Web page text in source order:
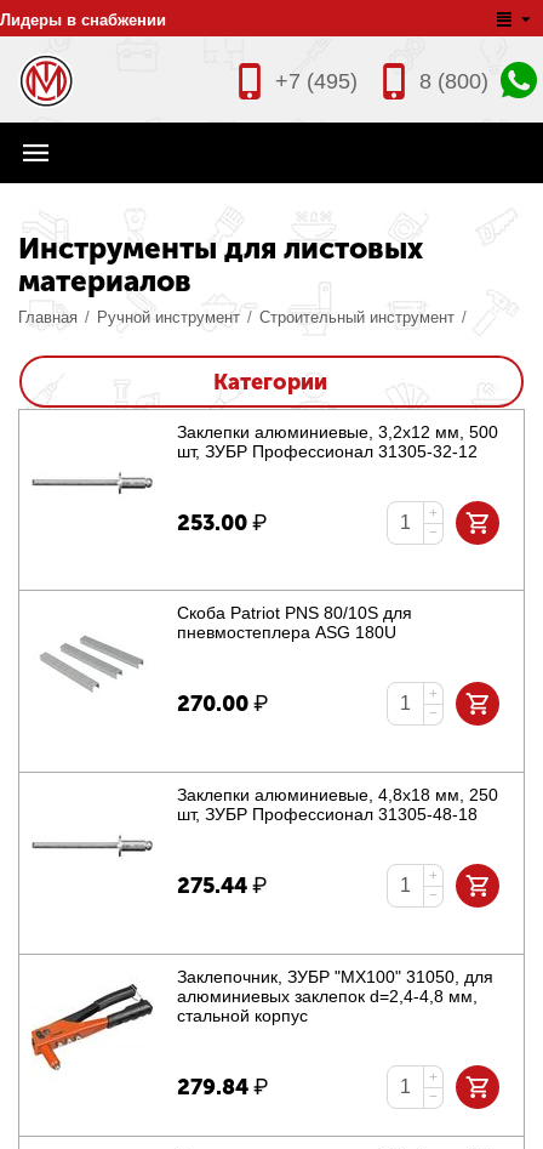
Лидеры в снабжении
8 (800)
+7 (495)
Инструменты для листовых
материалов
Главная / Ручной инструмент / Строительный инструмент /
Категории
Заклепки алюминиевые, 3,2x12 мм, 500
шт, ЗУБР Профессионал 31305-32-12
253.00₽
+
−
Скоба Patriot PNS 80/10S для
пневмостеплера ASG 180U
270.00₽
+
−
Заклепки алюминиевые, 4,8x18 мм, 250
шт, ЗУБР Профессионал 31305-48-18
275.44₽
+
−
Заклепочник, ЗУБР "МХ100" 31050, для
алюминиевых заклепок d=2,4-4,8 мм,
cтальной корпус
279.84₽
+
−